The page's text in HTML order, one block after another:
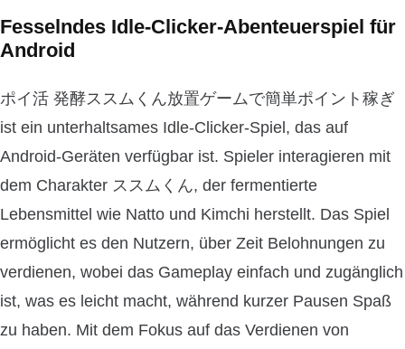
Fesselndes Idle-Clicker-Abenteuerspiel für
Android
ポイ活 発酵ススムくん放置ゲームで簡単ポイント稼ぎ
ist ein unterhaltsames Idle-Clicker-Spiel, das auf
Android-Geräten verfügbar ist. Spieler interagieren mit
dem Charakter ススムくん, der fermentierte
Lebensmittel wie Natto und Kimchi herstellt. Das Spiel
ermöglicht es den Nutzern, über Zeit Belohnungen zu
verdienen, wobei das Gameplay einfach und zugänglich
ist, was es leicht macht, während kurzer Pausen Spaß
zu haben. Mit dem Fokus auf das Verdienen von